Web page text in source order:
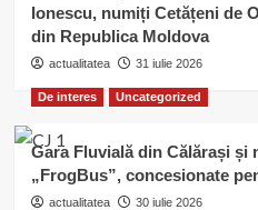
Ionescu, numiți Cetățeni de
din Republica Moldova
actualitatea 31 iulie 2026
De interes Uncategorized
Gara Fluvială din Călărași
„FrogBus”, concesionate
actualitatea 30 iulie 2026